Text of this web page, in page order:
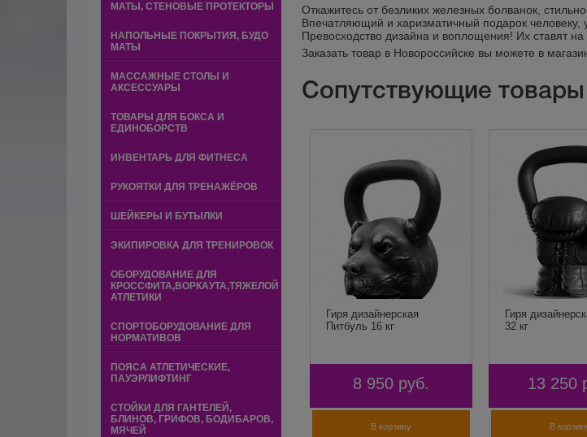
МАТЫ, СТЕНОВЫЕ ПРОТЕКТОРЫ
НАПОЛЬНЫЕ ПОКРЫТИЯ, БУДО
МАТЫ
МАССАЖНЫЕ СТОЛЫ И
АКСЕССУАРЫ
ТОВАРЫ ДЛЯ БОКСА И
ЕДИНОБОРСТВ
ИНВЕНТАРЬ ДЛЯ ФИТНЕСА
РУКОЯТКИ ДЛЯ ТРЕНАЖЁРОВ
ШЕЙКЕРЫ И БУТЫЛКИ
ЭКИПИРОВКА ДЛЯ ТРЕНИРОВОК
ОБОРУДОВАНИЕ ДЛЯ
КРОССФИТА,ВОРКАУТА,ТЯЖЕЛОЙ
АТЛЕТИКИ
СПОРТОБОРУДОВАНИЕ ДЛЯ
НОРМАТИВОВ
ПОЯСА АТЛЕТИЧЕСКИЕ,
ПАУЭРЛИФТИНГ
СТОЙКИ ДЛЯ ГАНТЕЛЕЙ,
БЛИНОВ, ГРИФОВ, БОДИБАРОВ,
МЯЧЕЙ
Откажитесь от безликих железных болванок,
Впечатляющий и харизматичный подарок человеку, у
Превосходство дизайна и воплощения! Их ставят
Заказать товар в Новороссийске вы можете в
Сопутствующие товары
Гиря дизайнерская
Питбуль 16 кг
8 950 руб.
В корзину
Гиря
32 кг
13 250
В